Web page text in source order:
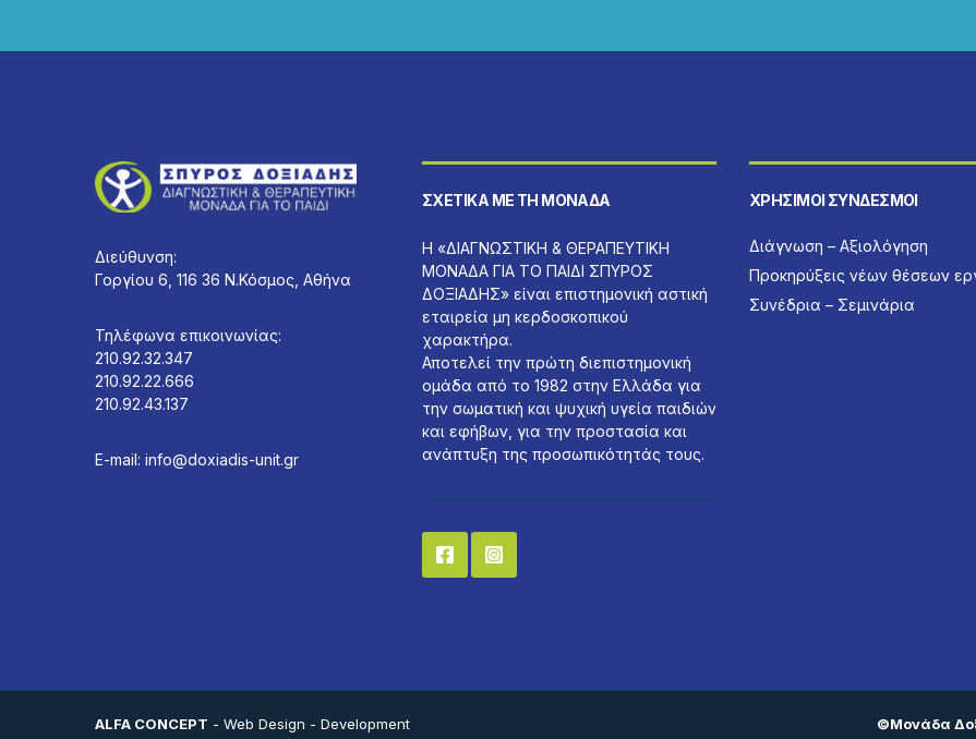
Διεύθυνση:
Γοργίου 6, 116 36 Ν.Κόσμος, Αθήνα
Τηλέφωνα επικοινωνίας:
210.92.32.347
210.92.22.666
210.92.43.137
E-mail: info@doxiadis-unit.gr
ΣΧΕΤΙΚΆ ΜΕ ΤΗ ΜΟΝΆΔΑ
Η «ΔΙΑΓΝΩΣΤΙΚΗ & ΘΕΡΑΠΕΥΤΙΚΗ
ΜΟΝΑΔΑ ΓΙΑ ΤΟ ΠΑΙΔΙ ΣΠΥΡΟΣ
ΔΟΞΙΑΔΗΣ» είναι επιστημονική αστική
εταιρεία μη κερδοσκοπικού
χαρακτήρα.
Αποτελεί την πρώτη διεπιστημονική
ομάδα από το 1982 στην Ελλάδα για
την σωματική και ψυχική υγεία παιδιών
και εφήβων, για την προστασία και
ανάπτυξη της προσωπικότητάς τους.
ΧΡΉΣΙΜΟΙ ΣΎΝΔΕΣΜΟΙ
Διάγνωση – Αξιολόγηση
Προκηρύξεις νέων θέσεων
Συνέδρια – Σεμινάρια
ALFA CONCEPT - Web Design - Development ©Μονάδα